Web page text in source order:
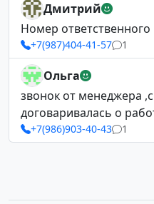
Дмитрий
Номер
+7(987)404-41-57 1
Ольга
звонок от менеджера
договаривалась о
+7(986)903-40-43 1